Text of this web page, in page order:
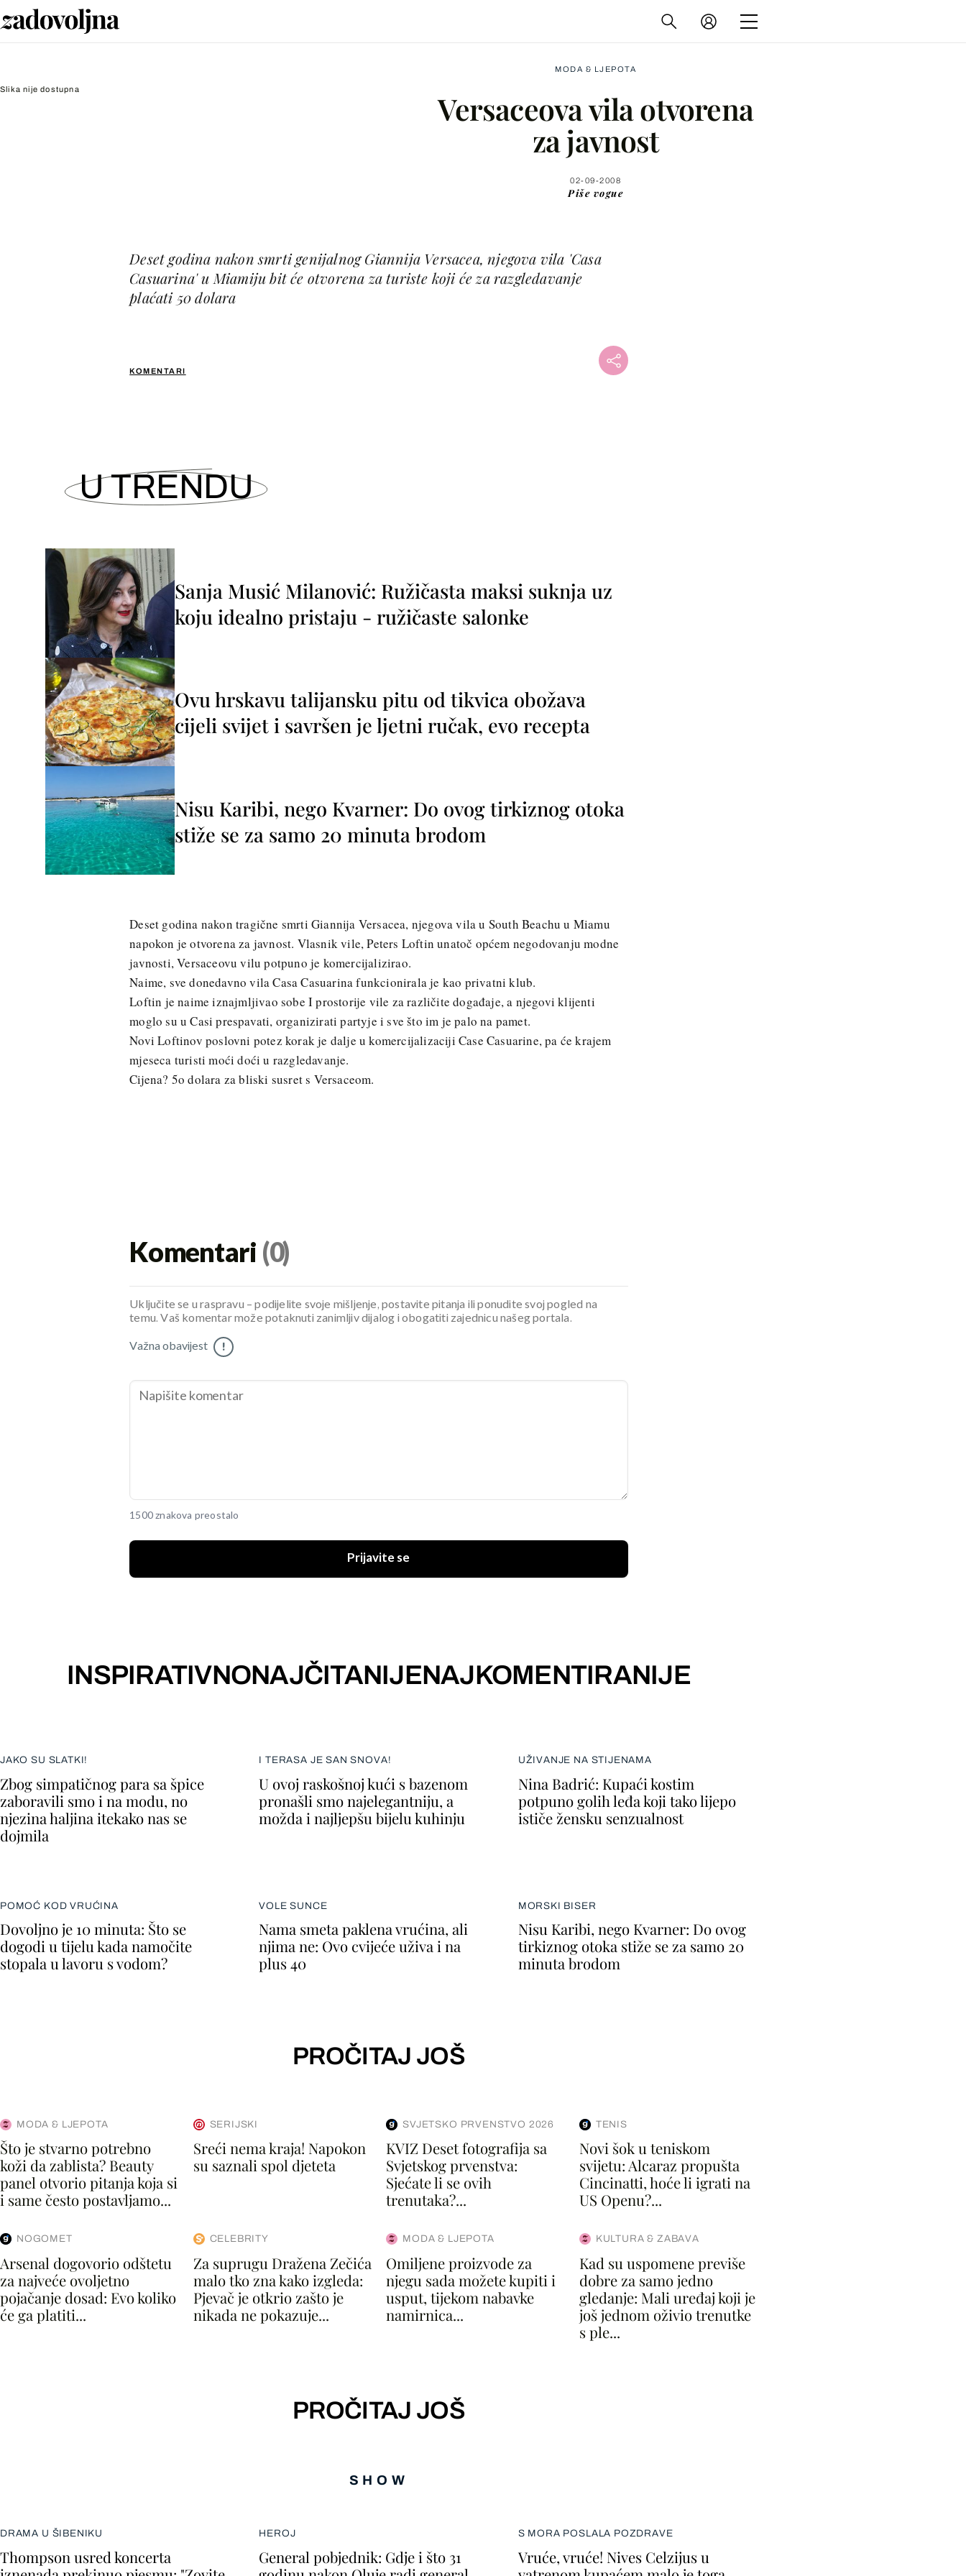
Slika nije dostupna
MODA & LJEPOTA
Versaceova vila otvorena
za javnost
02-09-2008
Piše vogue
KOMENTARI
Deset godina nakon smrti genijalnog Giannija Versacea, njegova vila 'Casa
Casuarina' u Miamiju bit će otvorena za turiste koji će za razgledavanje
plaćati 50 dolara
WhatsApp
U TRENDU
Sanja Musić Milanović: Ružičasta maksi suknja uz
koju idealno pristaju - ružičaste salonke
Ovu hrskavu talijansku pitu od tikvica obožava
cijeli svijet i savršen je ljetni ručak, evo recepta
Nisu Karibi, nego Kvarner: Do ovog tirkiznog otoka
stiže se za samo 20 minuta brodom
Deset godina nakon tragične smrti Giannija Versacea, njegova vila u South Beachu u Miamu
napokon je otvorena za javnost. Vlasnik vile, Peters Loftin unatoč općem negodovanju modne
javnosti, Versaceovu vilu potpuno je komercijalizirao.
Naime, sve donedavno vila Casa Casuarina funkcionirala je kao privatni klub.
Loftin je naime iznajmljivao sobe I prostorije vile za različite događaje, a njegovi klijenti
moglo su u Casi prespavati, organizirati partyje i sve što im je palo na pamet.
Novi Loftinov poslovni potez korak je dalje u komercijalizaciji Case Casuarine, pa će krajem
mjeseca turisti moći doći u razgledavanje.
Cijena? 5o dolara za bliski susret s Versaceom.
Komentari (0)
Uključite se u raspravu – podijelite svoje mišljenje, postavite pitanja ili ponudite svoj pogled na
temu. Vaš komentar može potaknuti zanimljiv dijalog i obogatiti zajednicu našeg portala.
Važna obavijest !
1500 znakova preostalo
Prijavite se
INSPIRATIVNONAJČITANIJENAJKOMENTIRANIJE
JAKO SU SLATKI!
Zbog simpatičnog para sa špice
zaboravili smo i na modu, no
njezina haljina itekako nas se
dojmila
I TERASA JE SAN SNOVA!
U ovoj raskošnoj kući s bazenom
pronašli smo najelegantniju, a
možda i najljepšu bijelu kuhinju
UŽIVANJE NA STIJENAMA
Nina Badrić: Kupaći kostim
potpuno golih leđa koji tako lijepo
ističe žensku senzualnost
POMOĆ KOD VRUĆINA
Dovoljno je 10 minuta: Što se
dogodi u tijelu kada namočite
stopala u lavoru s vodom?
VOLE SUNCE
Nama smeta paklena vrućina, ali
njima ne: Ovo cvijeće uživa i na
plus 40
MORSKI BISER
Nisu Karibi, nego Kvarner: Do ovog
tirkiznog otoka stiže se za samo 20
minuta brodom
PROČITAJ JOŠ
MODA & LJEPOTA
Što je stvarno potrebno
koži da zablista? Beauty
panel otvorio pitanja koja si
i same često postavljamo...
SERIJSKI
Sreći nema kraja! Napokon
su saznali spol djeteta
SVJETSKO PRVENSTVO 2026
KVIZ Deset fotografija sa
Svjetskog prvenstva:
Sjećate li se ovih
trenutaka?...
TENIS
Novi šok u teniskom
svijetu: Alcaraz propušta
Cincinatti, hoće li igrati na
US Openu?...
NOGOMET
Arsenal dogovorio odštetu
za najveće ovoljetno
pojačanje dosad: Evo koliko
će ga platiti...
CELEBRITY
Za suprugu Dražena Zečića
malo tko zna kako izgleda:
Pjevač je otkrio zašto je
nikada ne pokazuje...
MODA & LJEPOTA
Omiljene proizvode za
njegu sada možete kupiti i
usput, tijekom nabavke
namirnica...
KULTURA & ZABAVA
Kad su uspomene previše
dobre za samo jedno
gledanje: Mali uređaj koji je
još jednom oživio trenutke
s ple...
PROČITAJ JOŠ
SHOW
DRAMA U ŠIBENIKU
Thompson usred koncerta
HEROJ
General pobjednik: Gdje i što 31
S MORA POSLALA POZDRAVE
Vruće, vruće! Nives Celzijus u